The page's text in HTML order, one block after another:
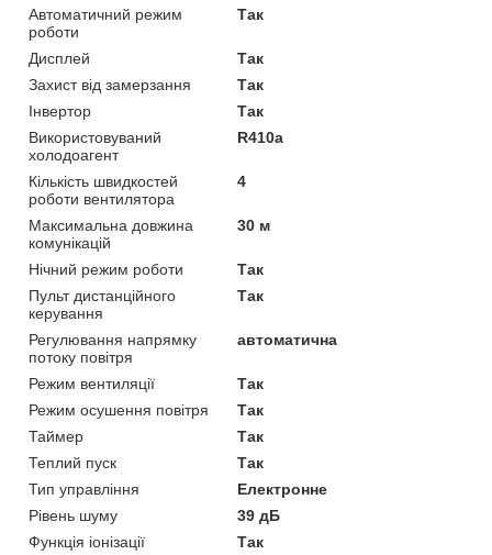
Автоматичний режим
роботи
Так
Дисплей
Так
Захист від замерзання
Так
Інвертор
Так
Використовуваний
холодоагент
R410a
Кількість швидкостей
роботи вентилятора
4
Максимальна довжина
комунікацій
30 м
Нічний режим роботи
Так
Пульт дистанційного
керування
Так
Регулювання напрямку
потоку повітря
автоматична
Режим вентиляції
Так
Режим осушення повітря
Так
Таймер
Так
Теплий пуск
Так
Тип управління
Електронне
Рівень шуму
39 дБ
Функція іонізації
Так